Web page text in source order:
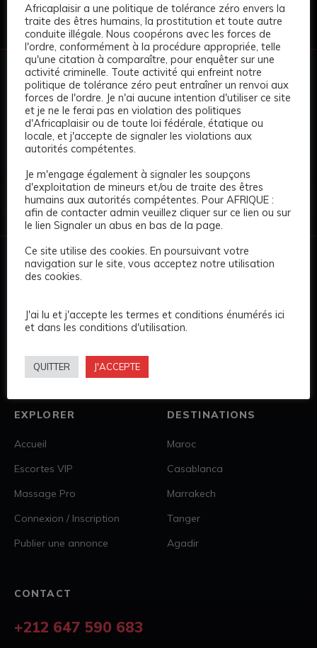
Africaplaisir a une politique de tolérance zéro envers la
traite des êtres humains, la prostitution et toute autre
conduite illégale. Nous coopérons avec les forces de
l'ordre, conformément à la procédure appropriée, telle
qu'une citation à comparaître, pour enquêter sur une
activité criminelle. Toute activité qui enfreint notre
politique de tolérance zéro peut entraîner un renvoi aux
forces de l'ordre. Je n'ai aucune intention d'utiliser ce site
et je ne le ferai pas en violation des politiques
d'Africaplaisir ou de toute loi fédérale, étatique ou
locale, et j'accepte de signaler les violations aux
autorités compétentes.
Je m'engage également à signaler les soupçons
d'exploitation de mineurs et/ou de traite des êtres
humains aux autorités compétentes. Pour AFRIQUE :
afin de contacter admin veuillez cliquer sur ce lien ou sur
le lien Signaler un abus en bas de la page.
Ce site utilise des cookies. En poursuivant votre
navigation sur le site, vous acceptez notre utilisation
des cookies.
J'ai lu et j'accepte les termes et conditions énumérés ici
et dans les conditions d'utilisation.
QUITTER J'ACCEPTE
AFRICAPLAISIR • PREMIUM DIRECTORY
Votre visibilité.Votre espace
premium.
Créez votre profil et présentez votre annonce dans un
environnement moderne, discret et professionnel.
+ Publier une annonce
de profils et de destinations en Afrique. Navigation rapide,
présentation soignée et accès direct aux annonces publiées.
Profils premium Navigation privée
EXPLORER
Accueil
Escortes VIP
Massage Pro
Connexion / Inscription
Publier une annonce
DESTINATIONS
Maroc
Casablanca
Marrakech
Tanger
Agadir
CONTACT
+212 647 590 683